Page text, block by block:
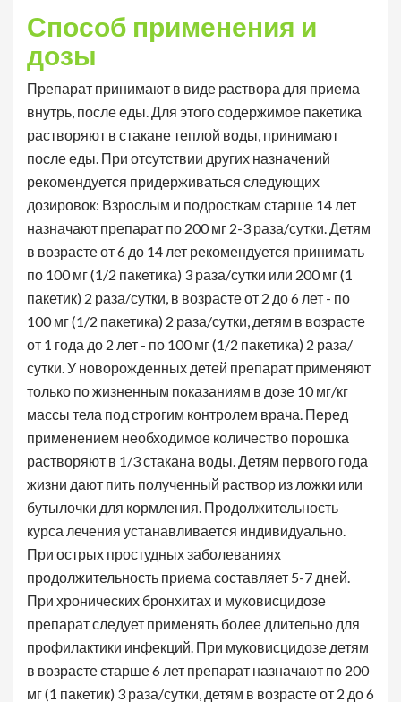
Способ применения и
дозы
Препарат принимают в виде раствора для приема
внутрь, после еды. Для этого содержимое пакетика
растворяют в стакане теплой воды, принимают
после еды. При отсутствии других назначений
рекомендуется придерживаться следующих
дозировок: Взрослым и подросткам старше 14 лет
назначают препарат по 200 мг 2-3 раза/сутки. Детям
в возрасте от 6 до 14 лет рекомендуется принимать
по 100 мг (1/2 пакетика) 3 раза/сутки или 200 мг (1
пакетик) 2 раза/сутки, в возрасте от 2 до 6 лет - по
100 мг (1/2 пакетика) 2 раза/сутки, детям в возрасте
от 1 года до 2 лет - по 100 мг (1/2 пакетика) 2 раза/
сутки. У новорожденных детей препарат применяют
только по жизненным показаниям в дозе 10 мг/кг
массы тела под строгим контролем врача. Перед
применением необходимое количество порошка
растворяют в 1/3 стакана воды. Детям первого года
жизни дают пить полученный раствор из ложки или
бутылочки для кормления. Продолжительность
курса лечения устанавливается индивидуально.
При острых простудных заболеваниях
продолжительность приема составляет 5-7 дней.
При хронических бронхитах и муковисцидозе
препарат следует применять более длительно для
профилактики инфекций. При муковисцидозе детям
в возрасте старше 6 лет препарат назначают по 200
мг (1 пакетик) 3 раза/сутки, детям в возрасте от 2 до 6